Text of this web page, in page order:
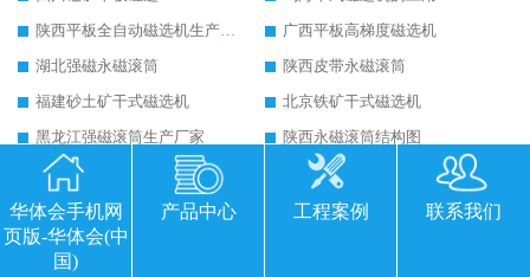
陕西平板全自动磁选机生产厂家
广西平板高梯度磁选机
湖北强磁永磁滚筒
陕西皮带永磁滚筒
福建砂土矿干式磁选机
北京铁矿干式磁选机
黑龙江强磁滚筒生产厂家
陕西永磁滚筒结构图
克拉玛依永磁筒式磁选机主要技术参数
运城永磁筒式磁选机应用
河源精选钨精矿干式磁选机
江苏铁矿干式磁选机
朔州铁矿永磁筒式磁选机
华体会手机网
页版-华体会(中
国)
产品中心 工程案例 联系我们